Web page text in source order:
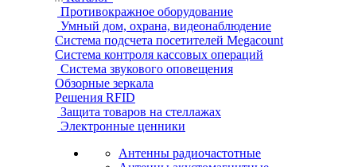
Противокражное оборудование
Умный дом, охрана, видеонаблюдение
Система подсчета посетителей Megacount
Система контроля кассовых операций
Система звукового оповещения
Обзорные зеркала
Решения RFID
Защита товаров на стеллажах
Электронные ценники
Антенны радиочастотные